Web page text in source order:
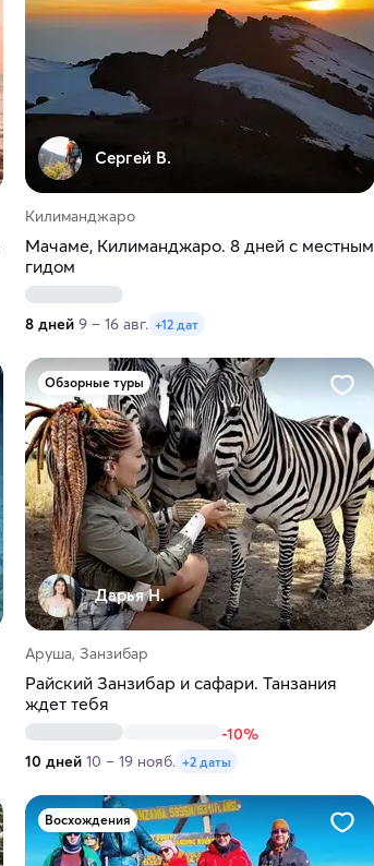
Сергей В.
Килиманджаро
Мачаме, Килиманджаро. 8 дней с местным
гидом
8 дней 9 – 16 авг. +12 дат
Обзорные туры
Дарья Н.
Аруша, Занзибар
Райский Занзибар и сафари. Танзания
ждет тебя
-10%
10 дней 10 – 19 нояб. +2 даты
Восхождения